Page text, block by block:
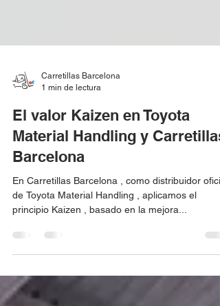
1 min de lectura
El valor Kaizen en Toyota
Material Handling y Carretillas
Barcelona
En Carretillas Barcelona , como distribuidor
principio Kaizen , basado en la mejora...